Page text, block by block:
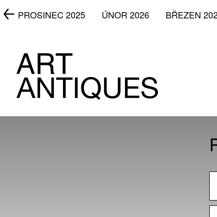
BŘEZEN
ÚNOR 2026
PROSINEC 2025